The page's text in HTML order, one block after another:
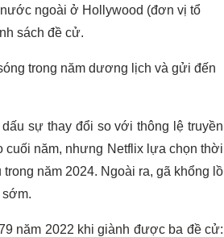
ngoài ở Hollywood (đơn vị tổ
sách đề cử.
trong năm dương lịch và gửi đến
sự thay đổi so với thông lệ truyền
cuối năm, nhưng Netflix lựa chọn thời
năm 2024. Ngoài ra, gã khổng lồ
sớm.
năm 2022 khi giành được ba đề cử: